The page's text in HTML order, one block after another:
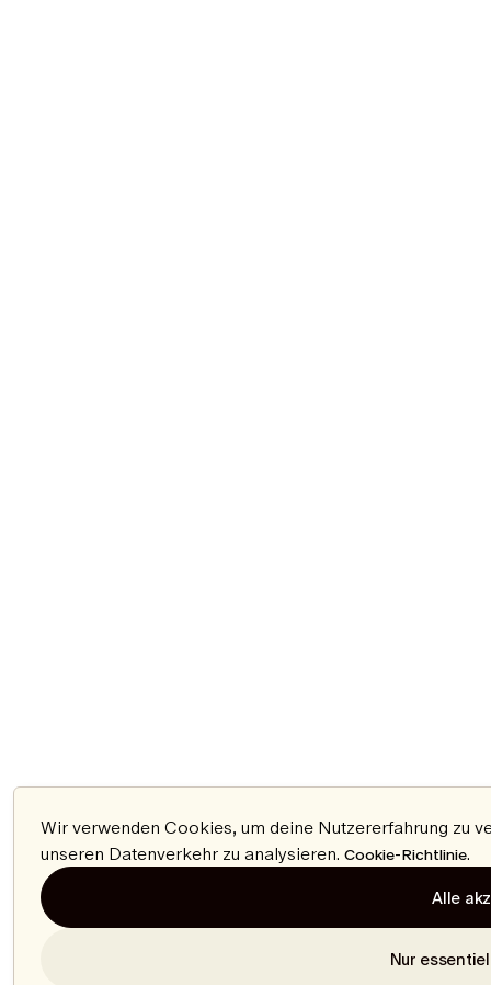
Wir verwenden Cookies, um deine Nutzererfahrung zu
unseren Datenverkehr zu analysieren. Cookie-Richtlinie.
Alle
Nur